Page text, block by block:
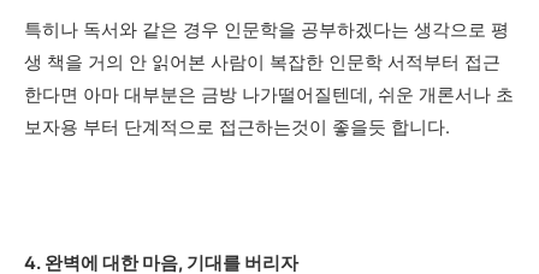
특히나 독서와 같은 경우 인문학을 공부하겠다는 생각으로 평
생 책을 거의 안 읽어본 사람이 복잡한 인문학 서적부터 접근
한다면 아마 대부분은 금방 나가떨어질텐데, 쉬운 개론서나 초
보자용 부터 단계적으로 접근하는것이 좋을듯 합니다.
4. 완벽에 대한 마음, 기대를 버리자